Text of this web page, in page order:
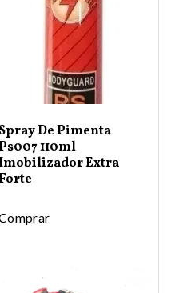
De Pimenta
110ml
Extra